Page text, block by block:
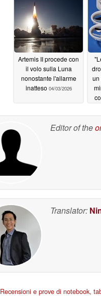
Artemis II procede con
il volo sulla Luna
nonostante l'allarme
inatteso 04/03/2026
un
Editor of the
Translator:
Recensioni e prove di notebook,